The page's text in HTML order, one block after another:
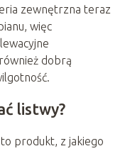
zewnętrzna teraz
więc
dobrą
listwy?
produkt, z jakiego